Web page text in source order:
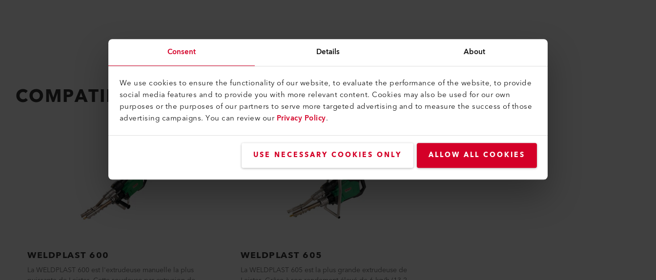
Consent Details About
We use cookies to ensure the functionality of our website, to evaluate the performance of the website, to provide
social media features and to provide you with more relevant content. Cookies may also be used for our own
purposes or the purposes of our partners to serve more targeted advertising and to measure the success of those
advertising campaigns. You can review ourPrivacy Policy.
USE NECESSARY COOKIES ONLY ALLOW ALL COOKIES
COMPATIBILITÉ Parfait pour ces produits
WELDPLAST 600
La WELDPLAST 600 est l'extrudeuse manuelle la plus
WELDPLAST 605
La WELDPLAST 605 est la plus grande extrudeuse de